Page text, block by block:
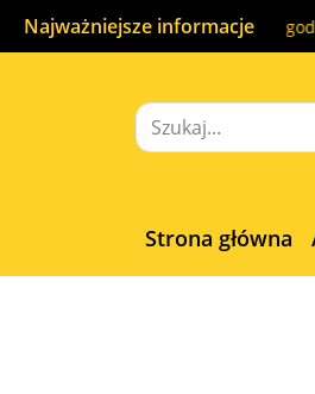
Najważniejsze informacje
do końca. Nadaj wygodnie przez
Strona główna